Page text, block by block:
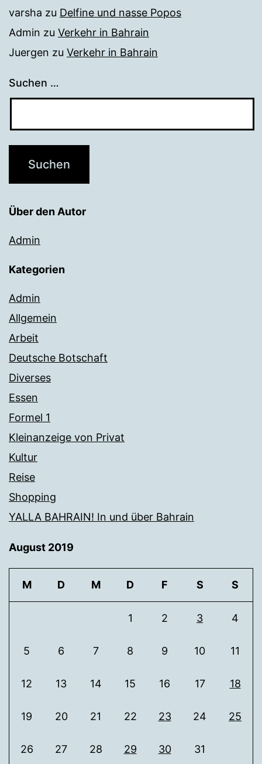
varsha zu Delfine und nasse Popos
Admin zu Verkehr in Bahrain
Juergen zu Verkehr in Bahrain
Suchen …
Über den Autor
Admin
Kategorien
Admin
Allgemein
Arbeit
Deutsche Botschaft
Diverses
Essen
Formel 1
Kleinanzeige von Privat
Kultur
Reise
Shopping
YALLA BAHRAIN! In und über Bahrain
August 2019
M D M D F S S
1 2 3 4
5 6 7 8 9 10 11
12 13 14 15 16 17 18
19 20 21 22 23 24 25
26 27 28 29 30 31